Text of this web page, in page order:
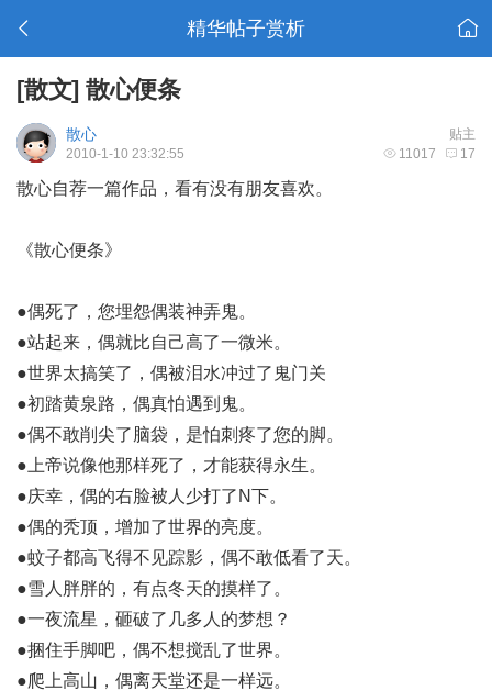
精华帖子赏析
[散文] 散心便条
贴主
散心
11017 17
2010-1-10 23:32:55
散心自荐一篇作品，看有没有朋友喜欢。
《散心便条》
●偶死了，您埋怨偶装神弄鬼。
●站起来，偶就比自己高了一微米。
●世界太搞笑了，偶被泪水冲过了鬼门关
●初踏黄泉路，偶真怕遇到鬼。
●偶不敢削尖了脑袋，是怕刺疼了您的脚。
●上帝说像他那样死了，才能获得永生。
●庆幸，偶的右脸被人少打了N下。
●偶的秃顶，增加了世界的亮度。
●蚊子都高飞得不见踪影，偶不敢低看了天。
●雪人胖胖的，有点冬天的摸样了。
●一夜流星，砸破了几多人的梦想？
●捆住手脚吧，偶不想搅乱了世界。
●爬上高山，偶离天堂还是一样远。